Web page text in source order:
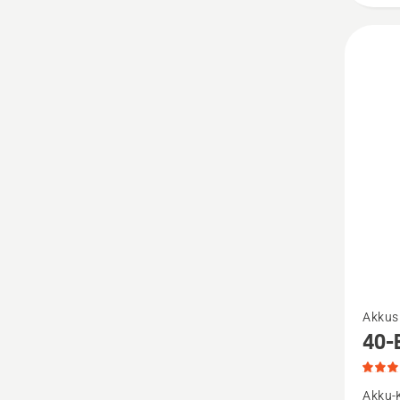
Details
zu
Akkus
40-
Akku-